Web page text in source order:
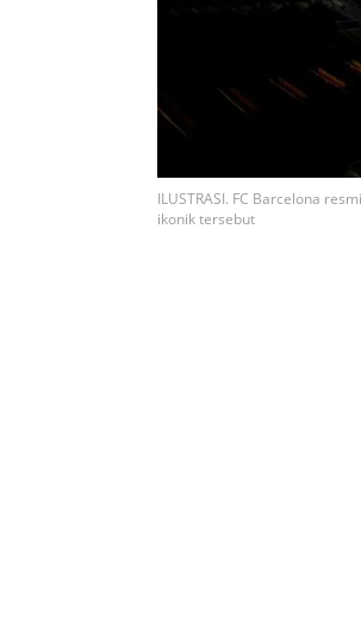
ILUSTRASI. FC Barcelona
ikonik tersebut